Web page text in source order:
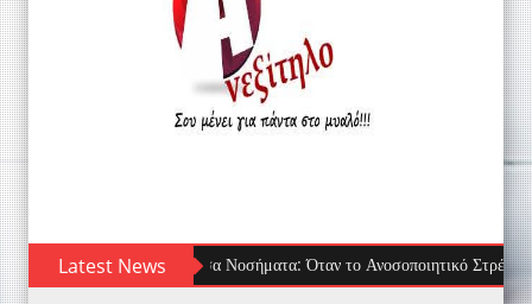
Latest News Τσίμπημα μέδουσας: πρώτες βοήθειες, τι να